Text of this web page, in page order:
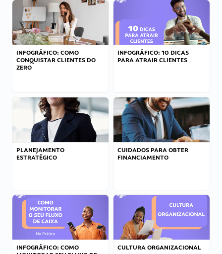
INFOGRÁFICO: COMO
CONQUISTAR CLIENTES DO
ZERO
INFOGRÁFICO: 10 DICAS
PARA ATRAIR CLIENTES
PLANEJAMENTO
ESTRATÉGICO
CUIDADOS PARA OBTER
FINANCIAMENTO
INFOGRÁFICO: COMO
CULTURA ORGANIZACIONAL